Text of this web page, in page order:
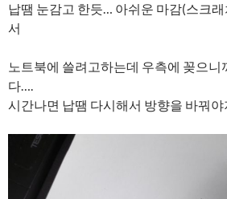
납땜 눈감고 한듯… 아쉬운 마감(스크래
서
노트북에 쓸려고하는데 우측에 꽂으니
다….
시간나면 납땜 다시해서 방향을 바꿔